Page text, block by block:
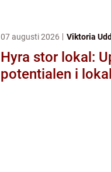
07 augusti 2026 Viktoria
Hyra stor lokal:
potentialen i